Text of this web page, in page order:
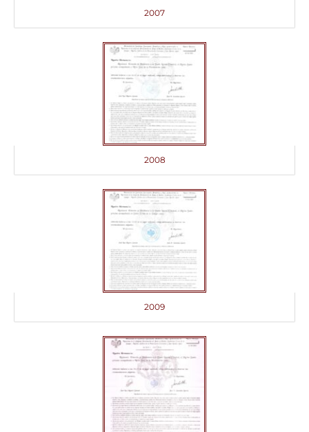
2007
2008
2009